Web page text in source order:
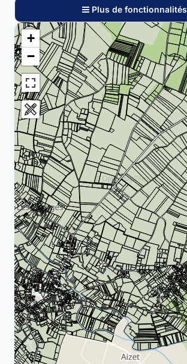
Plus de fonctionnalités
+
−